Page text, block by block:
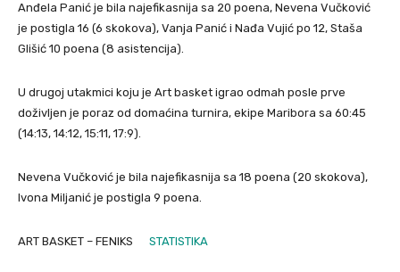
Anđela Panić je bila najefikasnija sa 20 poena, Nevena Vučković
je postigla 16 (6 skokova), Vanja Panić i Nađa Vujić po 12, Staša
Glišić 10 poena (8 asistencija).
U drugoj utakmici koju je Art basket igrao odmah posle prve
doživljen je poraz od domaćina turnira, ekipe Maribora sa 60:45
(14:13, 14:12, 15:11, 17:9).
Nevena Vučković je bila najefikasnija sa 18 poena (20 skokova),
Ivona Miljanić je postigla 9 poena.
ART BASKET – FENIKS STATISTIKA